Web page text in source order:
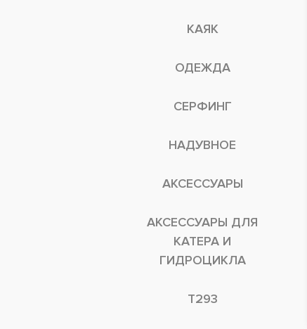
КАЯК
ОДЕЖДА
СЕРФИНГ
НАДУВНОЕ
АКСЕССУАРЫ
АКСЕССУАРЫ ДЛЯ
КАТЕРА И
ГИДРОЦИКЛА
T293